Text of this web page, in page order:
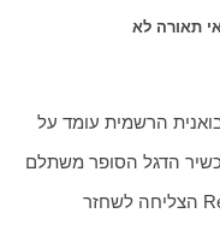
תאורה לא